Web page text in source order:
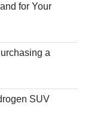
for Your
a
SUV